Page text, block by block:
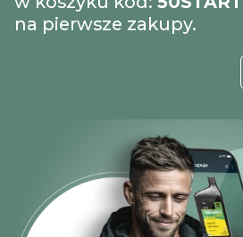
na pierwsze zakupy.